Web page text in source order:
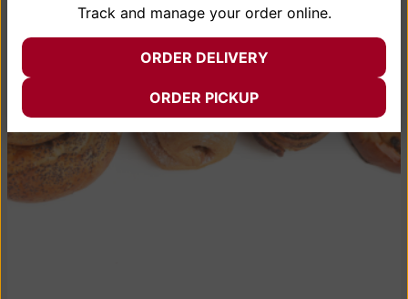
$24.99 $24.99
Track and manage your order online.
ORDER DELIVERY
ORDER PICKUP